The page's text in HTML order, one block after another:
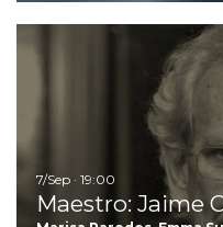
7/Sep · 19:00
Maestro: Jaime